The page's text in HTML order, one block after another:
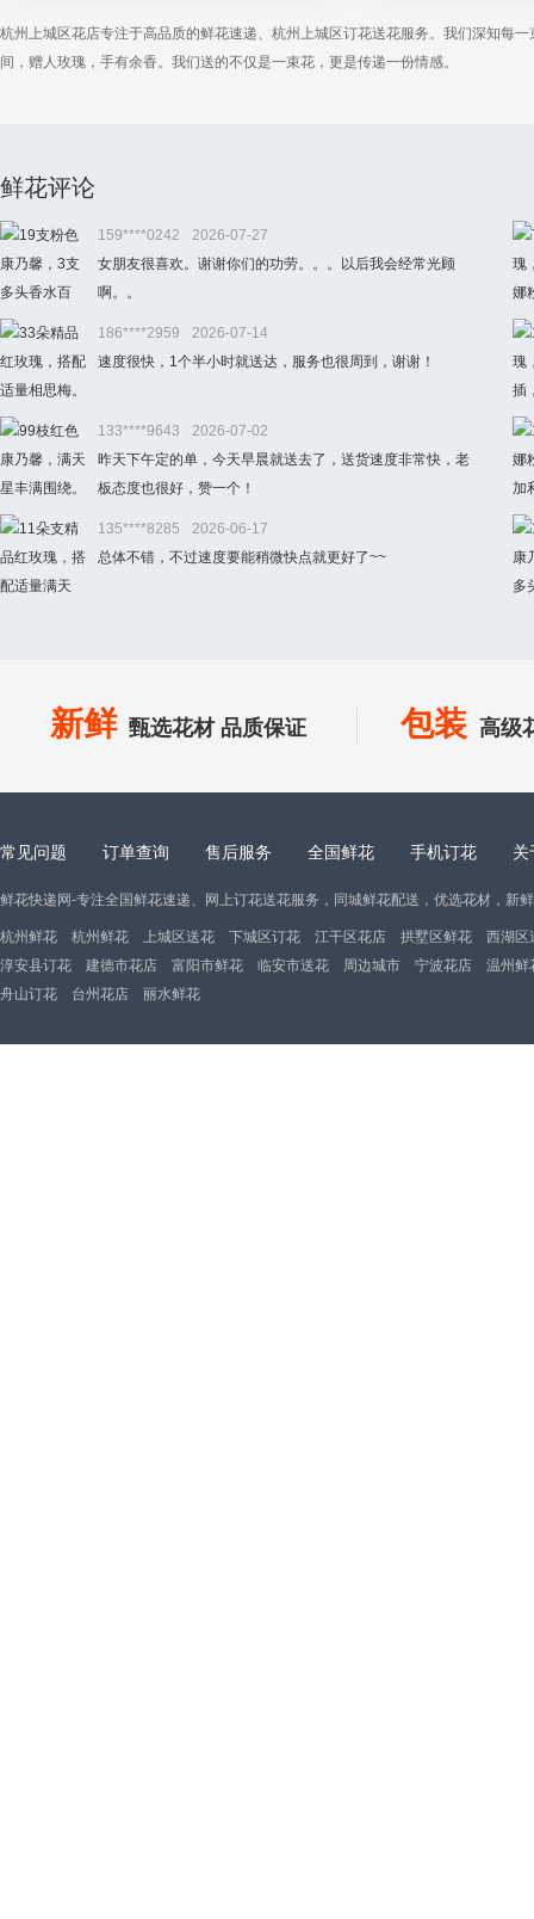
杭州上城区花店专注于高品质的鲜花速递、杭州上城区订花送花服务。我们深知每
间，赠人玫瑰，手有余香。我们送的不仅是一束花，更是传递一份情感。
鲜花评论
159****0242
2026-07-27
女朋友很喜欢。谢谢你们的功劳。。。以后我会经常光顾
啊。。
186****2959
2026-07-14
速度很快，1个半小时就送达，服务也很周到，谢谢！
133****9643
2026-07-02
昨天下午定的单，今天早晨就送去了，送货速度非常快，老
板态度也很好，赞一个！
135****8285
2026-06-17
总体不错，不过速度要能稍微快点就更好了~~
新鲜 甄选花材 品质保证 包装 高级
常见问题 订单查询 售后服务 全国鲜花 手机订花 关
鲜花快递网-专注全国鲜花速递、网上订花送花服务，同城鲜花配送，优选花材，新
杭州鲜花 杭州鲜花 上城区送花 下城区订花 江干区花店 拱墅区鲜花
西湖区
淳安县订花
建德市花店 富阳市鲜花 临安市送花 周边城市 宁波花店
温州鲜
舟山订花
台州花店 丽水鲜花